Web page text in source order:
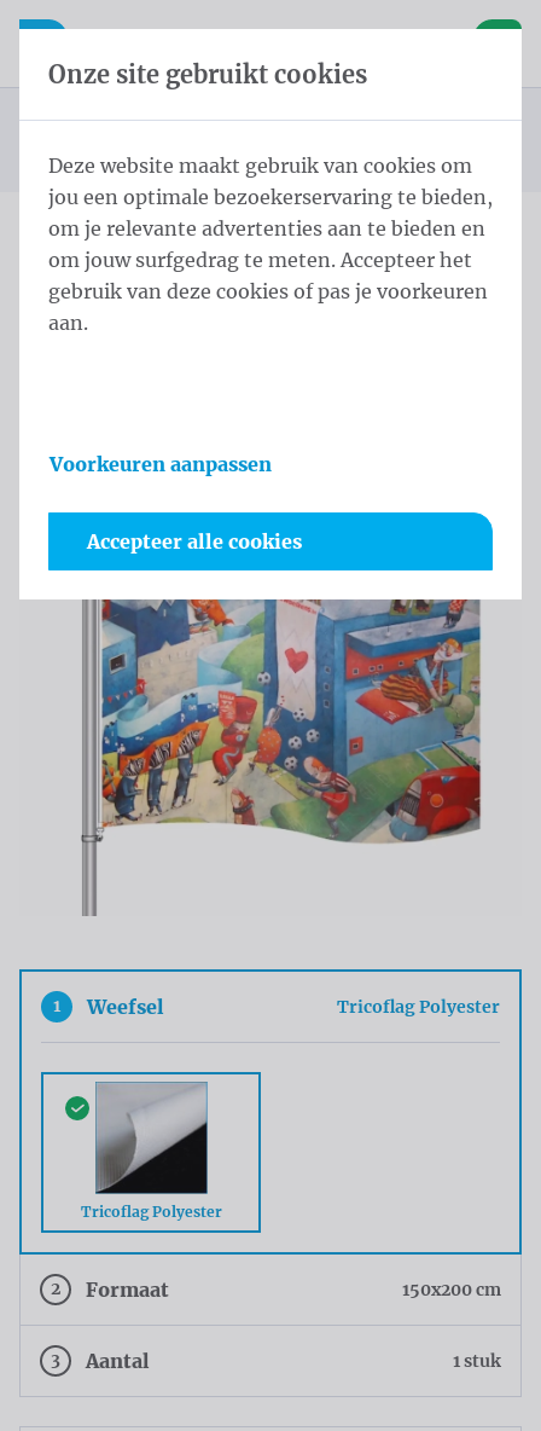
Inhoud overslaan
Taalkeuze overslaan
Open mobiele navigatie
U bevindt zich hier:
Publiciteitsvlaggen
Mastvlaggen 150x200 cm Tricoflag Polyester
Mastvlaggen 150x200 cm
Tricoflag Polyester
1 Weefsel Tricoflag Polyester
Tricoflag Polyester
2 Formaat 150x200 cm
3 Aantal 1 stuk
Onze site gebruikt cookies
Deze website maakt gebruik van cookies om
jou een optimale bezoekerservaring te bieden,
om je relevante advertenties aan te bieden en
om jouw surfgedrag te meten. Accepteer het
gebruik van deze cookies of pas je voorkeuren
aan.
Voorkeuren aanpassen
Accepteer alle cookies